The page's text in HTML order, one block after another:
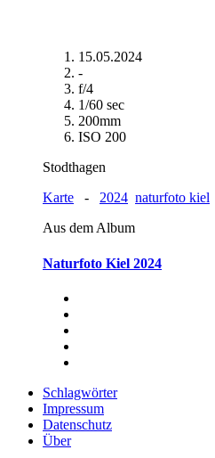
15.05.2024
-
f/4
1/60 sec
200mm
ISO 200
Stodthagen
Karte - 2024 naturfoto kiel
Aus dem Album
Naturfoto Kiel 2024
Schlagwörter
Impressum
Datenschutz
Über